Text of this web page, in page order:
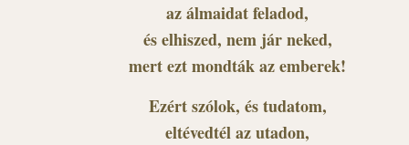
az álmaidat feladod,
és elhiszed, nem jár neked,
mert ezt mondták az emberek!
Ezért szólok, és tudatom,
eltévedtél az utadon,